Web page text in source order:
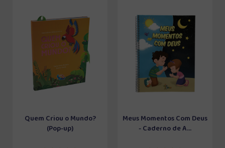
Quem Criou o Mundo?
(Pop-up)
Meus Momentos Com Deus
- Caderno de A...